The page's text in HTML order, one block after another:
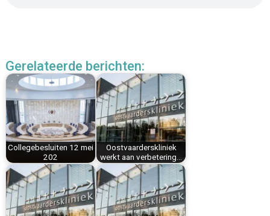
Gerelateerde berichten:
Collegebesluiten 12 mei
202
Oostvaarderskliniek
werkt aan verbetering…